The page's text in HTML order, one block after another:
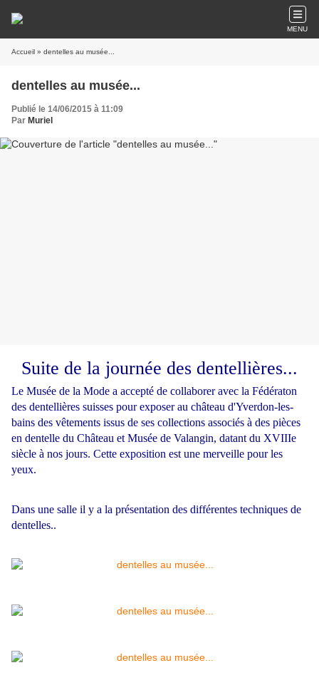
MENU
Accueil » dentelles au musée...
dentelles au musée...
Publié le 14/06/2015 à 11:09
Par Muriel
Suite de la journée des dentellières...
Le Musée de la Mode a accepté de collaborer avec la Fédératon
des dentellières suisses pourexposer au château d'Yverdon-les-
bains des vêtements issus de ses collections associés à des pièces
en dentelle du Château et Musée de Valangin, datant du XVIIIe
siècle à nos jours. Cette exposition est une merveille pour les
yeux.
Dans une salle il y a la présentation des différentes techniques de
dentelles..